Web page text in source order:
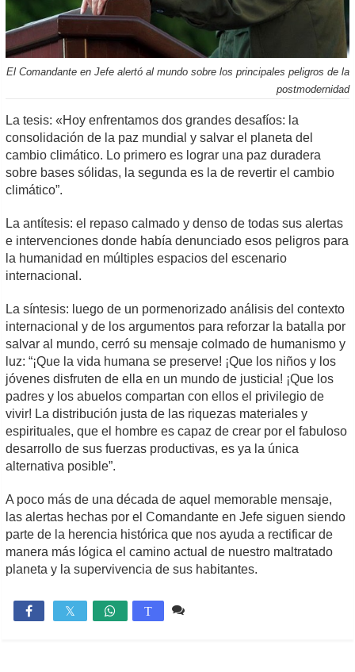
El Comandante en Jefe alertó al mundo sobre los principales peligros de la
postmodernidad
La tesis: «Hoy enfrentamos dos grandes desafíos: la
consolidación de la paz mundial y salvar el planeta del
cambio climático. Lo primero es lograr una paz duradera
sobre bases sólidas, la segunda es la de revertir el cambio
climático”.
La antítesis: el repaso calmado y denso de todas sus alertas
e intervenciones donde había denunciado esos peligros para
la humanidad en múltiples espacios del escenario
internacional.
La síntesis: luego de un pormenorizado análisis del contexto
internacional y de los argumentos para reforzar la batalla por
salvar al mundo, cerró su mensaje colmado de humanismo y
luz: “¡Que la vida humana se preserve! ¡Que los niños y los
jóvenes disfruten de ella en un mundo de justicia! ¡Que los
padres y los abuelos compartan con ellos el privilegio de
vivir! La distribución justa de las riquezas materiales y
espirituales, que el hombre es capaz de crear por el fabuloso
desarrollo de sus fuerzas productivas, es ya la única
alternativa posible”.
A poco más de una década de aquel memorable mensaje,
las alertas hechas por el Comandante en Jefe siguen siendo
parte de la herencia histórica que nos ayuda a rectificar de
manera más lógica el camino actual de nuestro maltratado
planeta y la supervivencia de sus habitantes.
 T